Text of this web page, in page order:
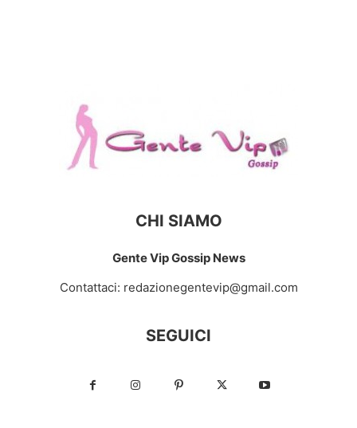
CHI SIAMO
Gente Vip Gossip News
Contattaci: redazionegentevip@gmail.com
SEGUICI